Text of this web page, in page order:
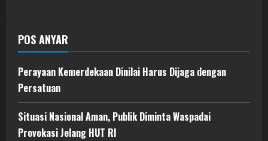
POS ANYAR
Perayaan Kemerdekaan Dinilai Harus Dijaga dengan
Persatuan
Situasi Nasional Aman, Publik Diminta Waspadai
Provokasi Jelang HUT RI